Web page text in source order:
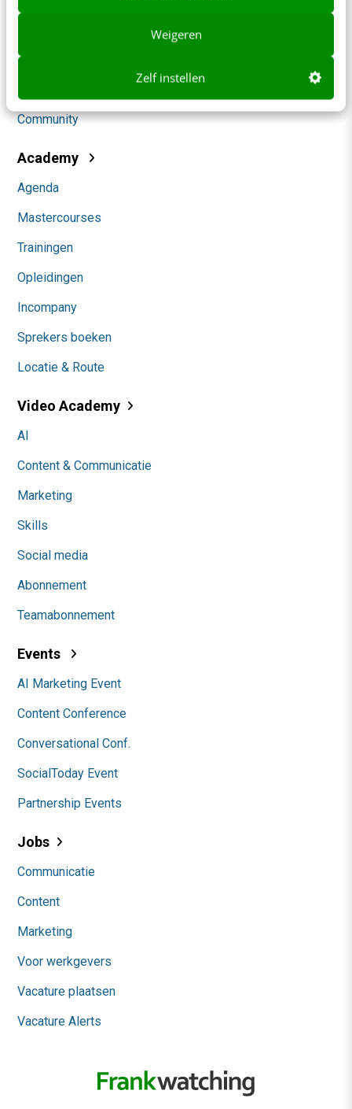
Weigeren
Zelf instellen
Social
Community
Academy
Agenda
Mastercourses
Trainingen
Opleidingen
Incompany
Sprekers boeken
Locatie & Route
Video Academy
AI
Content & Communicatie
Marketing
Skills
Social media
Abonnement
Teamabonnement
Events
AI Marketing Event
Content Conference
Conversational Conf.
SocialToday Event
Partnership Events
Jobs
Communicatie
Content
Marketing
Voor werkgevers
Vacature plaatsen
Vacature Alerts